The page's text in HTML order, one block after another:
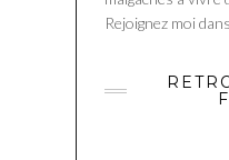
Rejoignez moi